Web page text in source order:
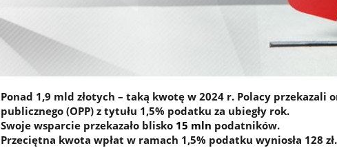
Ponad 1,9 mld złotych – taką kwotę w 2024 r. Polacy przekazali
publicznego (OPP) z tytułu 1,5% podatku za ubiegły rok.
Swoje wsparcie przekazało blisko 15 mln podatników.
Przeciętna kwota wpłat w ramach 1,5% podatku wyniosła 128 zł.